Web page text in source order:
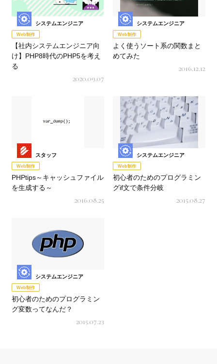
システムエンジニア
Web制作
【社内システムエンジニア向
け】PHP8時代のPHP5を考え
る
2020.09.07
システムエンジニア
Web制作
よく使うソート系の関数まと
めてみた
2016.12.12
スタッフ
Web制作
PHPtips～キャッシュファイル
を生成する～
2016.08.25
システムエンジニア
Web制作
初心者のためのプログラミン
グif文で条件分岐
2015.08.27
システムエンジニア
Web制作
初心者のためのプログラミン
グ変数ってなんだ？
2015.07.23